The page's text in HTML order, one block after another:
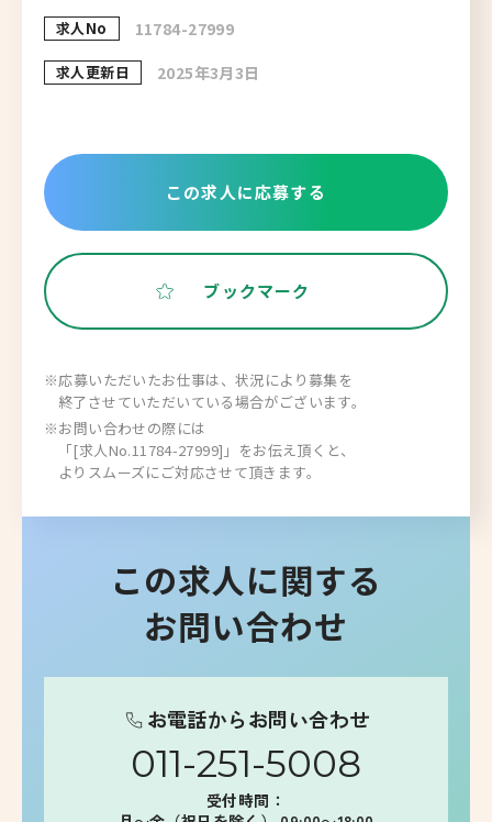
求人No
11784-27999
求人更新日 2025年3月3日
この求人に応募する
ブックマーク
※応募いただいたお仕事は、状況により募集を
終了させていただいている場合がございます。
※お問い合わせの際には
「[求人No.11784-27999]」をお伝え頂くと、
よりスムーズにご対応させて頂きます。
この求人に関する
お問い合わせ
お電話からお問い合わせ
011-251-5008
受付時間：